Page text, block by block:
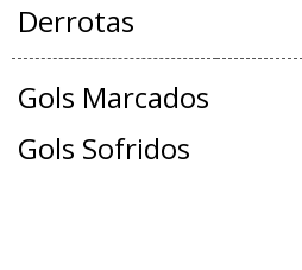
Derrotas
Gols Marcados
Gols Sofridos